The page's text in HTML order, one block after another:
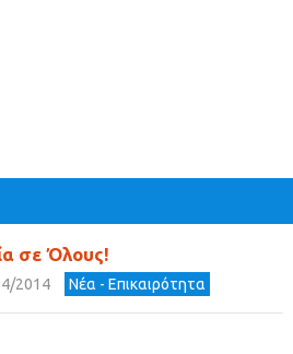
σε Όλους!
2014 Νέα - Επικαιρότητα